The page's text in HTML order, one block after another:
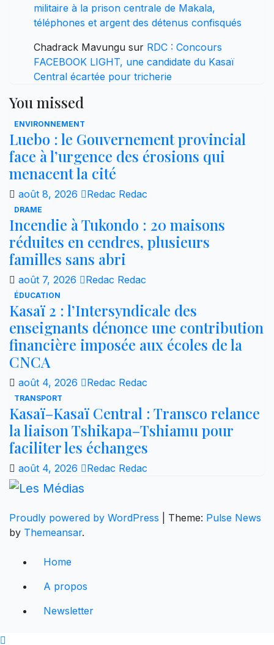
militaire à la prison centrale de Makala,
téléphones et argent des détenus confisqués
Chadrack Mavungu sur RDC : Concours
FACEBOOK LIGHT, une candidate du Kasaï
Central écartée pour tricherie
You missed
ENVIRONNEMENT
Luebo : le Gouvernement provincial
face à l’urgence des érosions qui
menacent la cité
août 8, 2026 Redac Redac
DRAME
Incendie à Tukondo : 20 maisons
réduites en cendres, plusieurs
familles sans abri
août 7, 2026 Redac Redac
ÉDUCATION
Kasaï 2 : l’Intersyndicale des
enseignants dénonce une contribution
financière imposée aux écoles de la
CNCA
août 4, 2026 Redac Redac
TRANSPORT
Kasaï–Kasaï Central : Transco relance
la liaison Tshikapa–Tshiamu pour
faciliter les échanges
août 4, 2026 Redac Redac
Proudly powered by WordPress Theme: Pulse News
by Themeansar.
Home
A propos
Newsletter